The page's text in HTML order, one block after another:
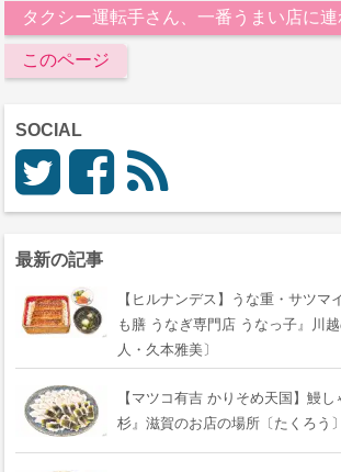
タクシー運転手さん、一番うまい店に連
このページ
SOCIAL
最新の記事
【ヒルナンデス】うな重・サツマ
も膳 うなぎ専門店 うなっ子』川
人・久本雅美〕
【マツコ有吉 かりそめ天国】鰻し
杉』滋賀のお店の場所〔たくろう〕